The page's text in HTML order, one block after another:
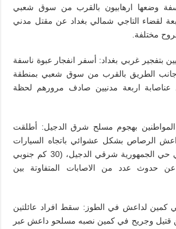
وضعها ارهابيون بالقرب من سوق شعبي
لقضاء التاجي شمالي بغداد عن مقتل مدني
مختلفة.
بتفجير غربي بغداد: أسفر انفجار عبوة ناسفة
جانب الطريق بالقرب من سوق شعبي بمنطقة
عناصابة اربعة مدنيين صادف مرورهم لحظة
المواطنين بهجوم مسلح شرق الدجيل: أطلقت
الرصاص بشكل عشوائي باتجاه السيارات
على جانب الطريق في حي الجمهورية شرقي الدجيل، (30 كم جنوبي
حدوث عدد من الاصابات المتفاوتة بين
في كمين لداعش في الطوز: سقط افراد عائلتين
قتيل وجريح في كمين نصبه مسلحو داعش عبر